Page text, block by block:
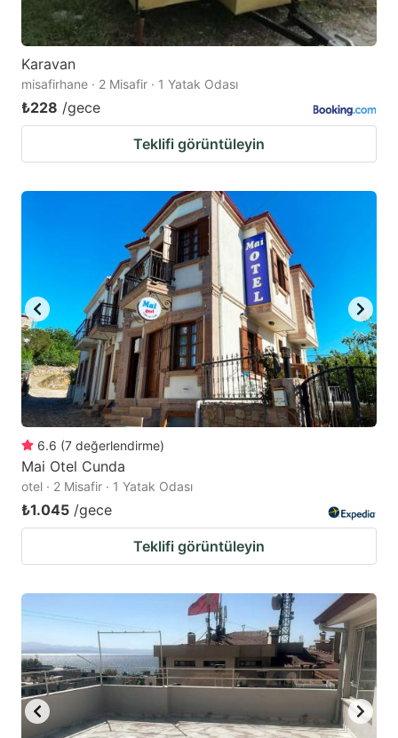
Karavan
misafirhane · 2 Misafir · 1 Yatak Odası
₺228 /gece
Teklifi görüntüleyin
6.6 (7 değerlendirme)
Mai Otel Cunda
otel · 2 Misafir · 1 Yatak Odası
₺1.045 /gece
Teklifi görüntüleyin